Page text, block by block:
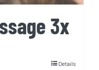
3x
Details